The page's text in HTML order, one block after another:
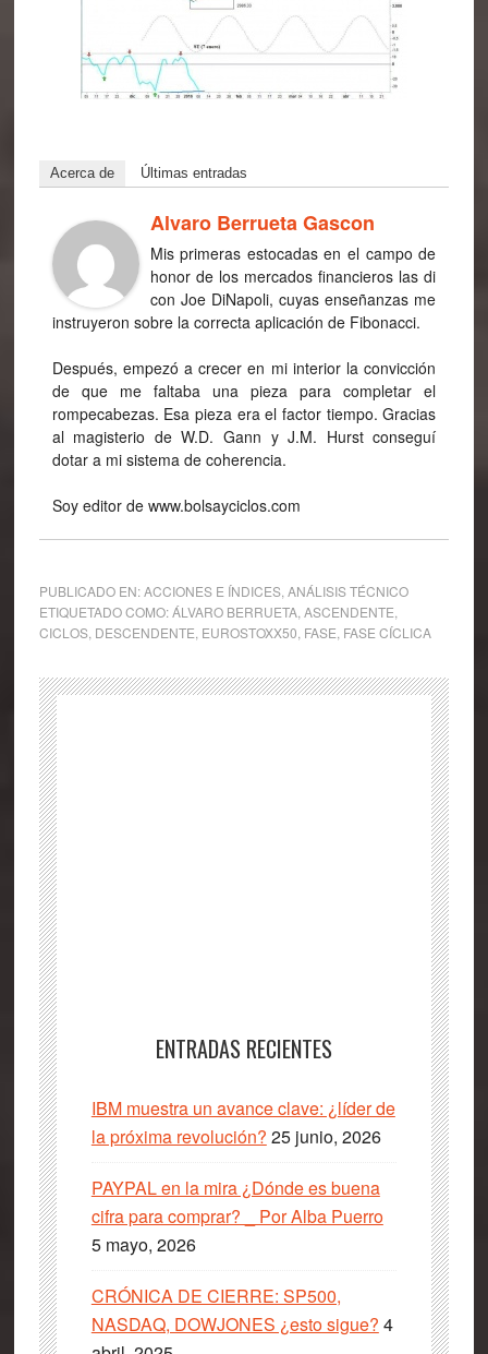
Acerca de Últimas entradas
Alvaro Berrueta Gascon
Mis primeras estocadas en el campo de
honor de los mercados financieros las di
con Joe DiNapoli, cuyas enseñanzas me
instruyeron sobre la correcta aplicación de Fibonacci.
Después, empezó a crecer en mi interior la convicción
de que me faltaba una pieza para completar el
rompecabezas. Esa pieza era el factor tiempo. Gracias
al magisterio de W.D. Gann y J.M. Hurst conseguí
dotar a mi sistema de coherencia.
Soy editor de www.bolsayciclos.com
PUBLICADO EN:ACCIONES E ÍNDICES, ANÁLISIS TÉCNICO
ETIQUETADO COMO:ÁLVARO BERRUETA, ASCENDENTE
CICLOS, DESCENDENTE EUROSTOXX50 FASE FASE CÍCLICA
ENTRADAS RECIENTES
IBM muestra un avance clave: ¿líder de
la próxima revolución? 25 junio, 2026
PAYPAL en la mira ¿Dónde es buena
cifra para comprar? _ Por Alba Puerro
5 mayo, 2026
CRÓNICA DE CIERRE: SP500,
NASDAQ, DOWJONES ¿esto sigue? 4